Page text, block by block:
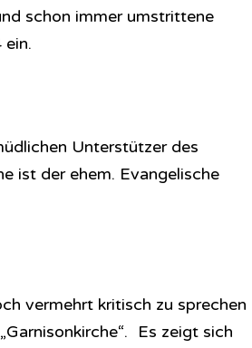
schon immer umstrittene
Unterstützer des
ist der ehem. Evangelische
vermehrt kritisch zu sprechen
Es zeigt sich